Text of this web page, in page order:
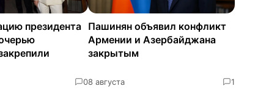
президента
0
Пашинян объявил конфликт
Армении и Азербайджана
закрытым
8 августа 1